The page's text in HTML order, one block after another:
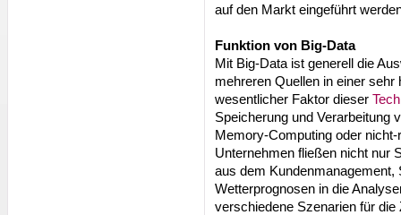
auf den Markt eingeführt
Funktion von Big-Data
Mit Big-Data ist generell die
mehreren Quellen in einer
wesentlicher Faktor dieser
Speicherung und Verarbeitung
Memory-Computing oder
Unternehmen fließen nicht nur
aus dem
Wetterprognosen in die
verschiedene Szenarien für